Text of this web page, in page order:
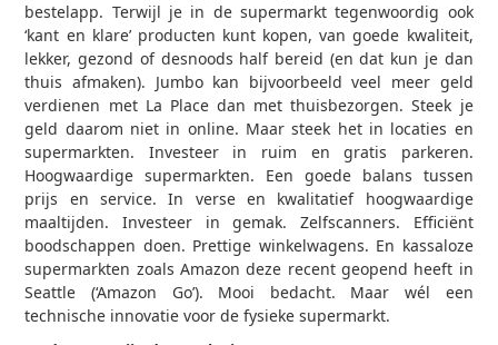
bestelapp. Terwijl je in de supermarkt tegenwoordig ook
‘kant en klare’ producten kunt kopen, van goede kwaliteit,
lekker, gezond of desnoods half bereid (en dat kun je dan
thuis afmaken). Jumbo kan bijvoorbeeld veel meer geld
verdienen met La Place dan met thuisbezorgen. Steek je
geld daarom niet in online. Maar steek het in locaties en
supermarkten. Investeer in ruim en gratis parkeren.
Hoogwaardige supermarkten. Een goede balans tussen
prijs en service. In verse en kwalitatief hoogwaardige
maaltijden. Investeer in gemak. Zelfscanners. Efficiënt
boodschappen doen. Prettige winkelwagens. En kassaloze
supermarkten zoals Amazon deze recent geopend heeft in
Seattle (‘Amazon Go’). Mooi bedacht. Maar wél een
technische innovatie voor de fysieke supermarkt.